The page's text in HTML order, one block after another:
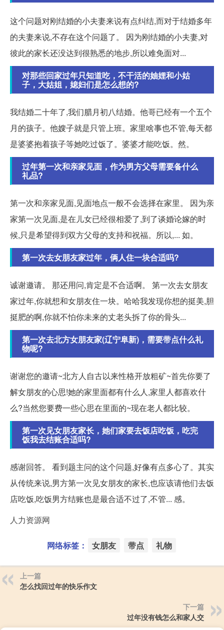
这个问题对刚结婚的小夫妻来说有点纠结,而对于结婚多年
的夫妻来说,不存在这个问题了。 因为刚结婚的小夫妻,对
彼此的家长还没达到很熟悉的地步,所以难免面对...
对那些回家过年只知道吃，不干活的妯娌和小姑
子，大姑姐，媳妇们是怎么想的?
我结婚二十年了,我们腊月初八结婚。他哥已经有一个五个
月的孩子。他嫂子就是只管上班。家里啥事也不管,每天都
是婆婆抱着孩子等她吃过饭了。婆婆才能吃饭。然。
过年第一次和亲家见面，作为男方父母需要备什么
礼品?
第一次和亲家见面,见面地点一般不会选择在家里。 因为亲
家第一次见面,是在儿女已经很相爱了,到了谈婚论嫁的时
候,只是希望得到双方父母的支持和祝福。所以,... 如。
第一次去女朋友家过年，俩人住一块合适吗?
诚谢邀请。 那还用问,肯定是不合适啊。 第一次去女朋友
家过年,你就想和女朋友住一块。哈哈我发现你想的挺美,胆
挺肥的啊,你就不怕你未来的丈老头拆了你的骨头...
第一次去北方女朋友家(辽宁阜新)，需要带点什么礼
物呢?
谢谢您的邀请~北方人自古以来性格开放粗矿~首先你要了
解女朋友的心思!她的家里面都有什么人,家里人都喜欢什
么?当然您要费一些心思在里面的~现在老人都比较。
第一次见女朋友家长，她们家要去饭店吃饭，吃完
饭我去结账合适吗?
感谢回答。 看到题主问的这个问题,好像有点多心了。其实
从传统来说,男方第一次见女朋友的家长,也应该请他们去饭
店吃饭,吃饭男方结账也是最合适不过了,不管... 感。
人力资源网
网络标签： 女朋友 带点 礼物
上一篇
怎么找回过年的快乐作文
下一篇
过年没有钱怎么和家人交